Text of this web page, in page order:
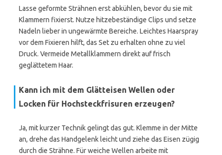
Lasse geformte Strähnen erst abkühlen, bevor du sie mit
Klammern fixierst. Nutze hitzebeständige Clips und setze
Nadeln lieber in ungewärmte Bereiche. Leichtes Haarspray
vor dem Fixieren hilft, das Set zu erhalten ohne zu viel
Druck. Vermeide Metallklammern direkt auf frisch
geglättetem Haar.
Kann ich mit dem Glätteisen Wellen oder
Locken für Hochsteckfrisuren erzeugen?
Ja, mit kurzer Technik gelingt das gut. Klemme in der Mitte
an, drehe das Handgelenk leicht und ziehe das Eisen zügig
durch die Strähne. Für weiche Wellen arbeite mit